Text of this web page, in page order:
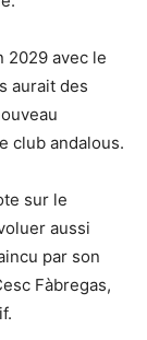
2029 avec le
aurait des
club andalous.
sur le
aussi
par son
Fàbregas,